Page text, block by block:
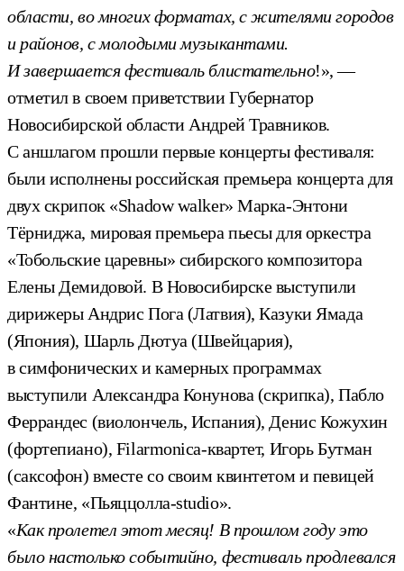
области, во многих форматах, с жителями городов
и районов, с молодыми музыкантами.
И завершается фестиваль блистательно!», —
отметил в своем приветствии Губернатор
Новосибирской области Андрей Травников.
С аншлагом прошли первые концерты фестиваля:
были исполнены российская премьера концерта для
двух скрипок «Shadow walker» Марка-Энтони
Тёрниджа, мировая премьера пьесы для оркестра
«Тобольские царевны» сибирского композитора
Елены Демидовой. В Новосибирске выступили
дирижеры Андрис Пога (Латвия), Казуки Ямада
(Япония), Шарль Дютуа (Швейцария),
в симфонических и камерных программах
выступили Александра Конунова (скрипка), Пабло
Феррандес (виолончель, Испания), Денис Кожухин
(фортепиано), Filarmonica-квартет, Игорь Бутман
(саксофон) вместе со своим квинтетом и певицей
Фантине, «Пьяццолла-studio».
«Как пролетел этот месяц! В прошлом году это
было настолько событийно, фестиваль продлевался